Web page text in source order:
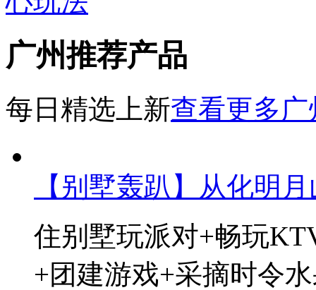
广州推荐产品
每日精选上新查看更多广
【别墅轰趴】从化明
住别墅玩派对+畅玩
+团建游戏+采摘时令